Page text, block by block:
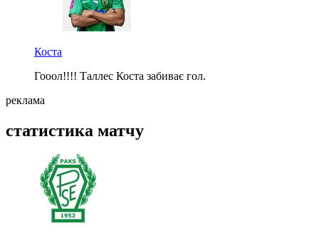
Коста
Гооол!!!! Таллес Коста забиває гол.
реклама
статистика матчу